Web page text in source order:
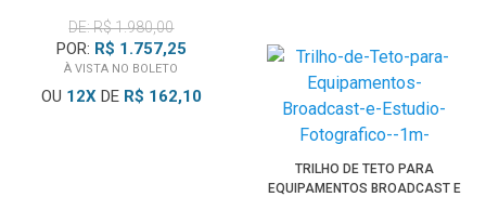
DE: R$ 1.980,00
POR: R$ 1.757,25
À VISTA NO BOLETO
OU 12XDE R$ 162,10
TRILHO DE TETO PARA
EQUIPAMENTOS BROADCAST E